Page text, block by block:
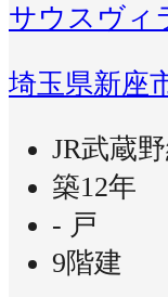
サウスヴィ
埼玉県新座
JR武蔵
築12年
- 戸
9階建